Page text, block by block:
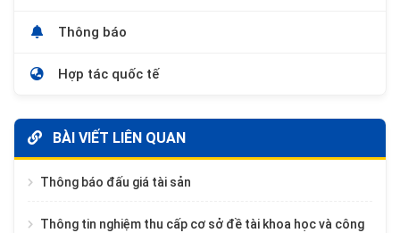
Thông báo
Hợp tác quốc tế
BÀI VIẾT LIÊN QUAN
Thông báo đấu giá tài sản
Thông tin nghiệm thu cấp cơ sở đề tài khoa học và công